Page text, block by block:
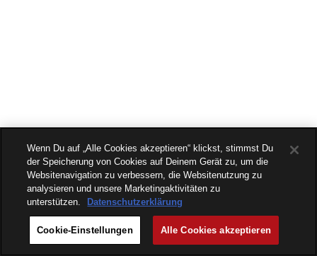
Wenn Du auf „Alle Cookies akzeptieren“ klickst, stimmst Du
der Speicherung von Cookies auf Deinem Gerät zu, um die
Websitenavigation zu verbessern, die Websitenutzung zu
analysieren und unsere Marketingaktivitäten zu
unterstützen.
Datenschutzerklärung
Cookie-Einstellungen Alle Cookies akzeptieren